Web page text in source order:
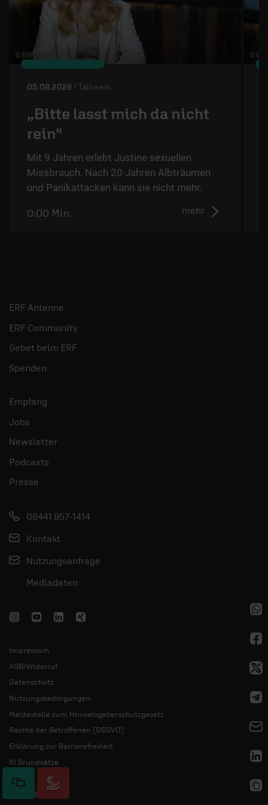
© ERF
05.08.2026 / Talkwerk
„Bitte lasst mich da nicht
rein"
Mit 9 Jahren erlebt Justine sexuellen
Missbrauch. Nach 20 Jahren Albträumen
und Panikattacken kann sie nicht mehr.
mehr
0:00 Min.
© ERF
ERF Antenne
ERF Community
Gebet beim ERF
Spenden
Empfang
Jobs
Newsletter
Podcasts
Presse
06441 957-1414
Kontakt
Nutzungsanfrage
Mediadaten
Impressum
AGB/Widerruf
Datenschutz
Nutzungsbedingungen
Meldestelle zum Hinweisgeberschutzgesetz
Rechte der Betroffenen (DSGVO)
Erklärung zur Barrierefreiheit
KI Grundsätze
© 2026 ERF